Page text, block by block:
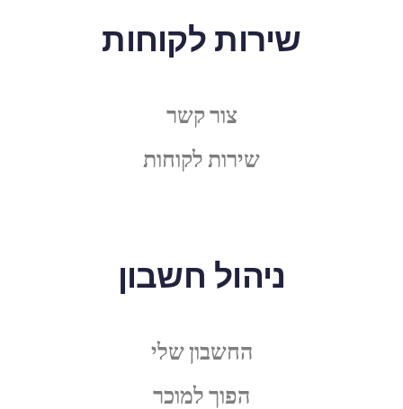
שירות לקוחות
צור קשר
שירות לקוחות
ניהול חשבון
החשבון שלי
הפוך למוכר